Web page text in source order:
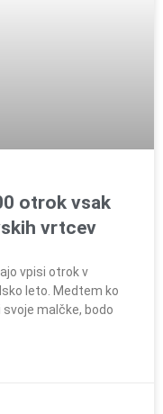
otrok vsak
vrtcev
vpisi otrok v
leto. Medtem ko
malčke, bodo